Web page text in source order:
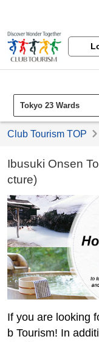
Club Tourism TOP
Ibusuki Onsen
cture)
If you are looking
b Tourism! In